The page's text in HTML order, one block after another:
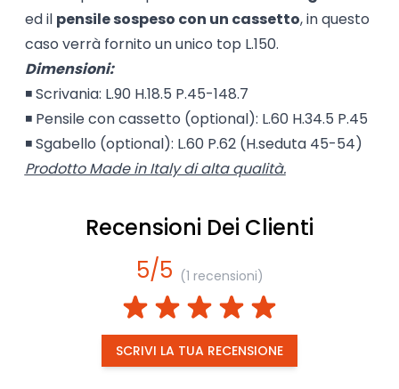
ed il pensile sospeso con un cassetto, in questo
caso verrà fornito un unico top L.150.
Dimensioni:
◾ Scrivania: L.90 H.18.5 P.45-148.7
◾ Pensile con cassetto (optional): L.60 H.34.5 P.45
◾ Sgabello (optional): L.60 P.62 (H.seduta 45-54)
Prodotto Made in Italy di alta qualità.
Recensioni Dei Clienti
5/5 (1 recensioni)
SCRIVI LA TUA RECENSIONE